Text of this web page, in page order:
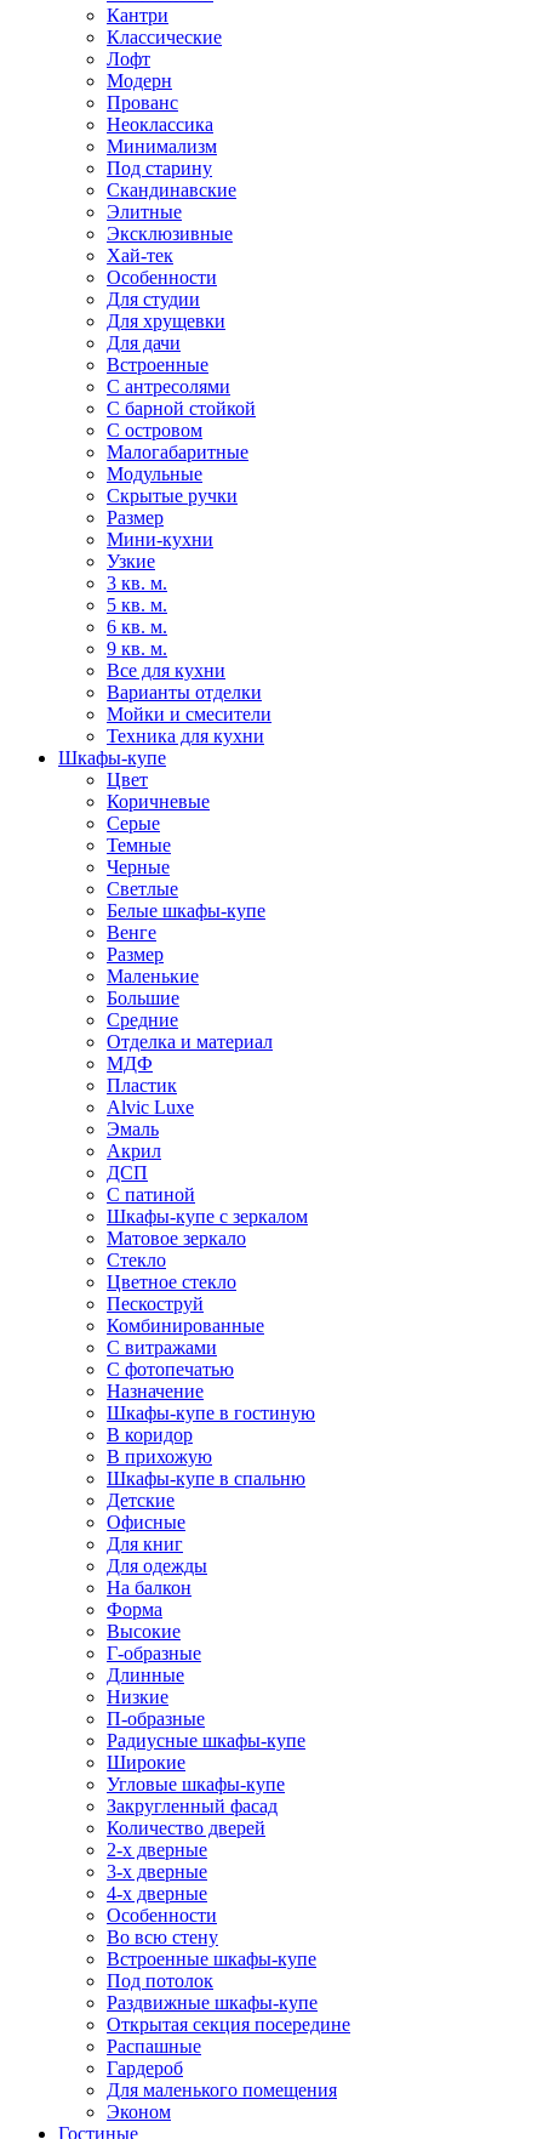
Кантри
Классические
Лофт
Модерн
Прованс
Неоклассика
Минимализм
Под старину
Скандинавские
Элитные
Эксклюзивные
Хай-тек
Особенности
Для студии
Для хрущевки
Для дачи
Встроенные
С антресолями
С барной стойкой
С островом
Малогабаритные
Модульные
Скрытые ручки
Размер
Мини-кухни
Узкие
3 кв. м.
5 кв. м.
6 кв. м.
9 кв. м.
Все для кухни
Варианты отделки
Мойки и смесители
Техника для кухни
Шкафы-купе
Цвет
Коричневые
Серые
Темные
Черные
Светлые
Белые шкафы-купе
Венге
Размер
Маленькие
Большие
Средние
Отделка и материал
МДФ
Пластик
Alvic Luxe
Эмаль
Акрил
ДСП
С патиной
Шкафы-купе с зеркалом
Матовое зеркало
Стекло
Цветное стекло
Пескоструй
Комбинированные
С витражами
С фотопечатью
Назначение
Шкафы-купе в гостиную
В коридор
В прихожую
Шкафы-купе в спальню
Детские
Офисные
Для книг
Для одежды
На балкон
Форма
Высокие
Г-образные
Длинные
Низкие
П-образные
Радиусные шкафы-купе
Широкие
Угловые шкафы-купе
Закругленный фасад
Количество дверей
2-х дверные
3-х дверные
4-х дверные
Особенности
Во всю стену
Встроенные шкафы-купе
Под потолок
Раздвижные шкафы-купе
Открытая секция посередине
Распашные
Гардероб
Для маленького помещения
Эконом
Гостиные